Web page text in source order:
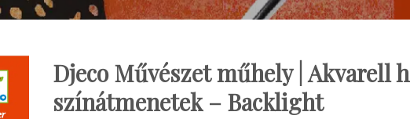
Djeco Művészet műhely | Akvarell
színátmenetek – Backlight